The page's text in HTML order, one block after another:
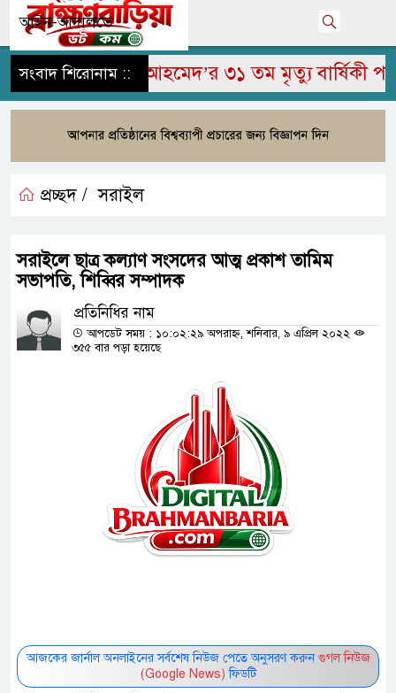
আইন-আদালতে
সংবাদ শিরোনাম ::
উদ্দিন আহমেদ’র ৩১ তম মৃত্যু বার্ষিকী পালিত
প্রচ্ছদ / সরাইল
সরাইলে ছাত্র কল্যাণ সংসদের আত্ম প্রকাশ তামিম
সভাপতি, শিব্বির সম্পাদক
প্রতিনিধির নাম
আপডেট সময় : ১০:০২:২৯ অপরাহ্ন, শনিবার, ৯ এপ্রিল ২০২২
৩৫৫ বার পড়া হয়েছে
আজকের জার্নাল অনলাইনের সর্বশেষ নিউজ পেতে অনুসরণ করুন গুগল নিউজ
(Google News) ফিডটি